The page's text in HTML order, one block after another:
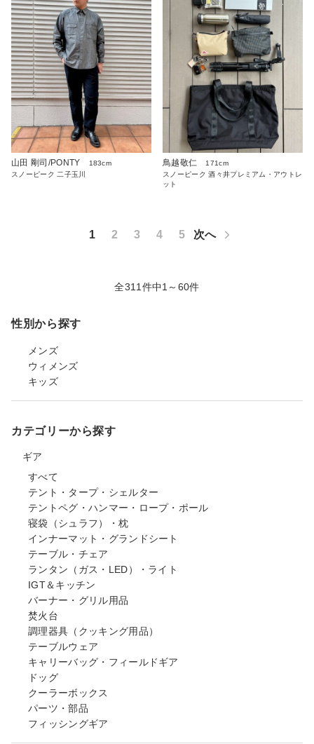
山田 剛司/PONTY
183cm
スノーピーク 二子玉川
鳥越敬仁
171cm
スノーピーク 酒々井プレミアム・アウトレ
ット
1 2 3 4 5 次へ
全311件中1～60件
性別から探す
メンズ
ウィメンズ
キッズ
カテゴリーから探す
ギア
すべて
テント・タープ・シェルター
テントペグ・ハンマー・ロープ・ポール
寝袋（シュラフ）・枕
インナーマット・グランドシート
テーブル・チェア
ランタン（ガス・LED）・ライト
IGT＆キッチン
バーナー・グリル用品
焚火台
調理器具（クッキング用品）
テーブルウェア
キャリーバッグ・フィールドギア
ドッグ
クーラーボックス
パーツ・部品
フィッシングギア